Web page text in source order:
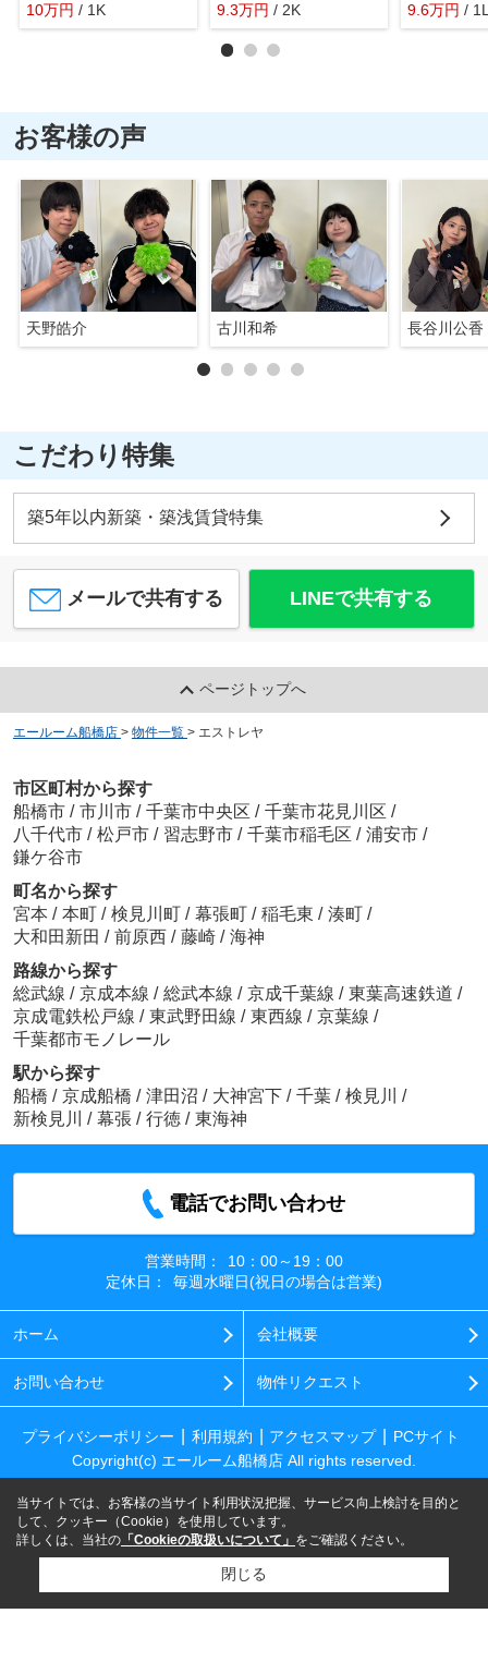
10万円 / 1K
9.3万円 / 2K
9.6万円 /
お客様の声
天野皓介 古川和希 長谷川公香
こだわり特集
築5年以内新築・築浅賃貸特集
メールで共有する LINEで共有する
ページトップへ
エールーム船橋店 > 物件一覧 > エストレヤ
市区町村から探す
船橋市 / 市川市 / 千葉市中央区 / 千葉市花見川区 /
八千代市 / 松戸市 / 習志野市 / 千葉市稲毛区 / 浦安市 /
鎌ケ谷市
町名から探す
宮本 / 本町 / 検見川町 / 幕張町 / 稲毛東 / 湊町 /
大和田新田 / 前原西 / 藤崎 / 海神
路線から探す
総武線 / 京成本線 / 総武本線 / 京成千葉線 / 東葉高速鉄道 /
京成電鉄松戸線 / 東武野田線 / 東西線 / 京葉線 /
千葉都市モノレール
駅から探す
船橋 / 京成船橋 / 津田沼 / 大神宮下 / 千葉 / 検見川
/
新検見川
/ 幕張 / 行徳 / 東海神
電話でお問い合わせ
営業時間：
10：00～19：00
定休日：
毎週水曜日(祝日の場合は営業)
ホーム 会社概要
お問い合わせ 物件リクエスト
プライバシーポリシー 利用規約 アクセスマップ
PCサイト
Copyright(c) エールーム船橋店 All rights reserved.
当サイトでは、お客様の当サイト利用状況把握、サービス向上検討を目的と
して、クッキー（Cookie）を使用しています。
詳しくは、当社の 「Cookieの取扱いについて」 をご確認ください。
閉じる